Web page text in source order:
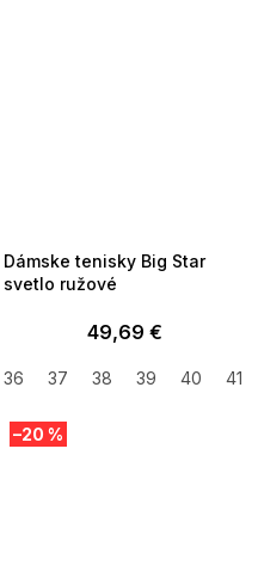
Dámske tenisky Big Star
svetlo ružové
49,69 €
36 37 38 39 40 41
–20 %